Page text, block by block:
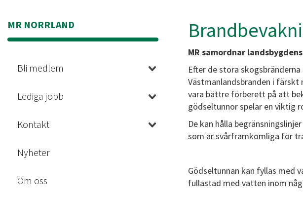
MR NORRLAND
Bli medlem
Lediga jobb
Kontakt
Nyheter
Om oss
MR samordnar
Efter de stora
Västmanlandsbranden i färskt
vara bättre förberett på att
gödseltunnor spelar en viktig
De kan hålla
som är svårframkomliga för
Gödseltunnan kan fyllas med
fullastad med vatten inom